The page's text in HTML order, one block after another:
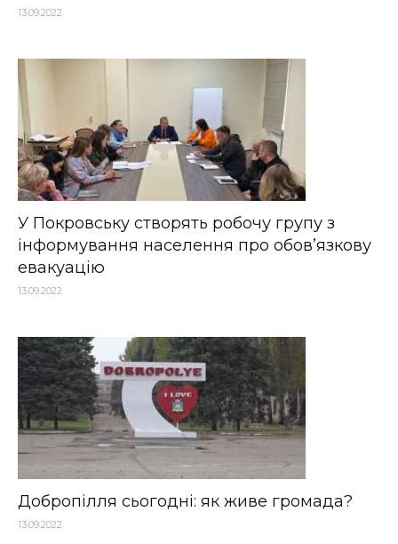
13.09.2022
У Покровську створять робочу групу з
інформування населення про обов’язкову
евакуацію
13.09.2022
Добропілля сьогодні: як живе громада?
13.09.2022